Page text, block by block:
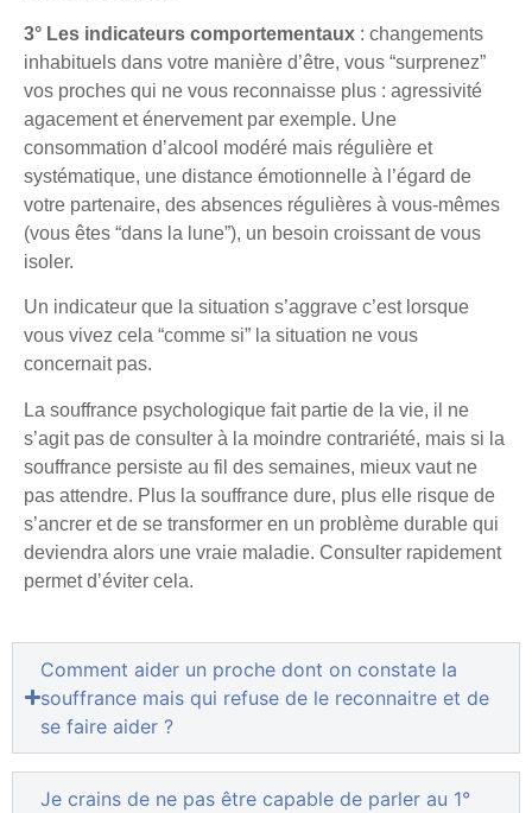
3° Les indicateurs comportementaux : changements
inhabituels dans votre manière d’être, vous “surprenez”
vos proches qui ne vous reconnaisse plus : agressivité
agacement et énervement par exemple. Une
consommation d’alcool modéré mais régulière et
systématique, une distance émotionnelle à l’égard de
votre partenaire, des absences régulières à vous-mêmes
(vous êtes “dans la lune”), un besoin croissant de vous
isoler.
Un indicateur que la situation s’aggrave c’est lorsque
vous vivez cela “comme si” la situation ne vous
concernait pas.
La souffrance psychologique fait partie de la vie, il ne
s’agit pas de consulter à la moindre contrariété, mais si la
souffrance persiste au fil des semaines, mieux vaut ne
pas attendre. Plus la souffrance dure, plus elle risque de
s’ancrer et de se transformer en un problème durable qui
deviendra alors une vraie maladie. Consulter rapidement
permet d’éviter cela.
Comment aider un proche dont on constate la
souffrance mais qui refuse de le reconnaitre et de
se faire aider ?
Je crains de ne pas être capable de parler au 1°